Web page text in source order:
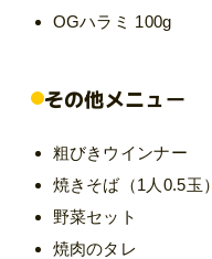
OGハラミ 100g
その他メニュー
粗びきウインナー
焼きそば（1人0.5玉）
野菜セット
焼肉のタレ